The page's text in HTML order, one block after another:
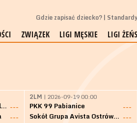
Gdzie zapisać dziecko?
ZWIĄZEK LIGI MĘSKIE LIGI
KKS Tur Basket Bielsk Podlaski ---
---
2LM | 2026-09-19 00:00
PKK 99 Pabianice
---
Sokół Grupa Avista Ostrów Maz. ---